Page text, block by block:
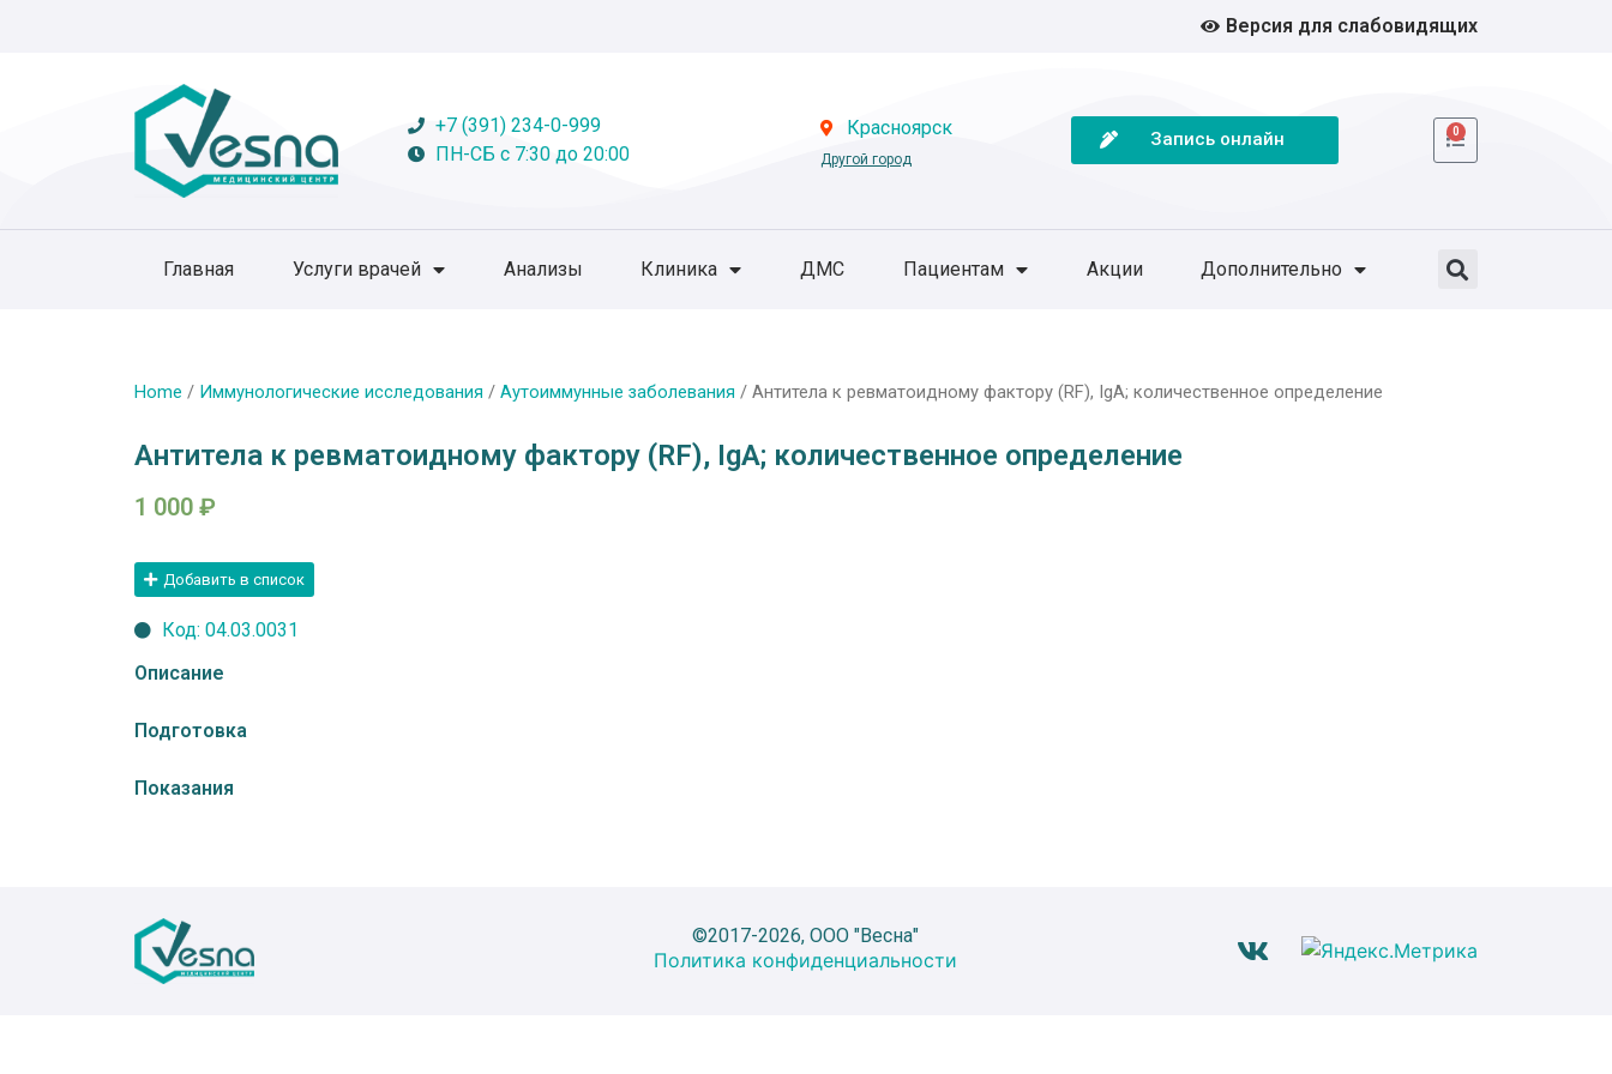
Версия для слабовидящих
+7 (391) 234-0-999
ПН-СБ с 7:30 до 20:00
Красноярск
Другой город
Запись онлайн 0
Главная Услуги врачей Анализы Клиника ДМС Пациентам Акции Дополнительно
Home / Иммунологические исследования / Аутоиммунные заболевания / Антитела к ревматоидному фактору (RF), IgA; количественное определение
Антитела к ревматоидному фактору (RF), IgA; количественное определение
1 000 ₽
Добавить в список
Код: 04.03.0031
Описание
Подготовка
Показания
©2017-2026, ООО "Весна"
Политика конфиденциальности